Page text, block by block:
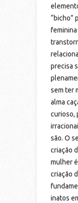
“bicho”
precisa
sem ter
alma
curioso,
são. O
criação
mulher
criação
inatos